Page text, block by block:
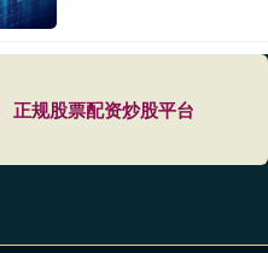
正规股票配资炒股平台